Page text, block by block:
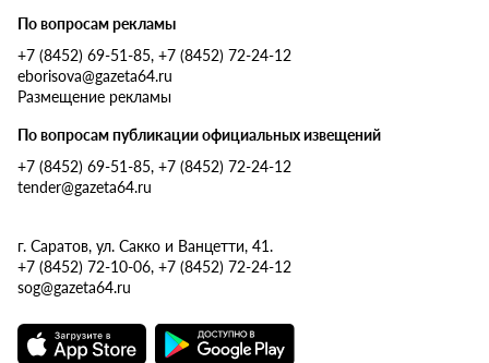
По вопросам рекламы
+7 (8452) 69-51-85, +7 (8452) 72-24-12
eborisova@gazeta64.ru
Размещение рекламы
По вопросам публикации официальных извещений
+7 (8452) 69-51-85, +7 (8452) 72-24-12
tender@gazeta64.ru
г. Саратов, ул. Сакко и Ванцетти, 41.
+7 (8452) 72-10-06, +7 (8452) 72-24-12
sog@gazeta64.ru